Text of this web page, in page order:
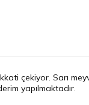
çekiyor. Sarı
yapılmaktadır.